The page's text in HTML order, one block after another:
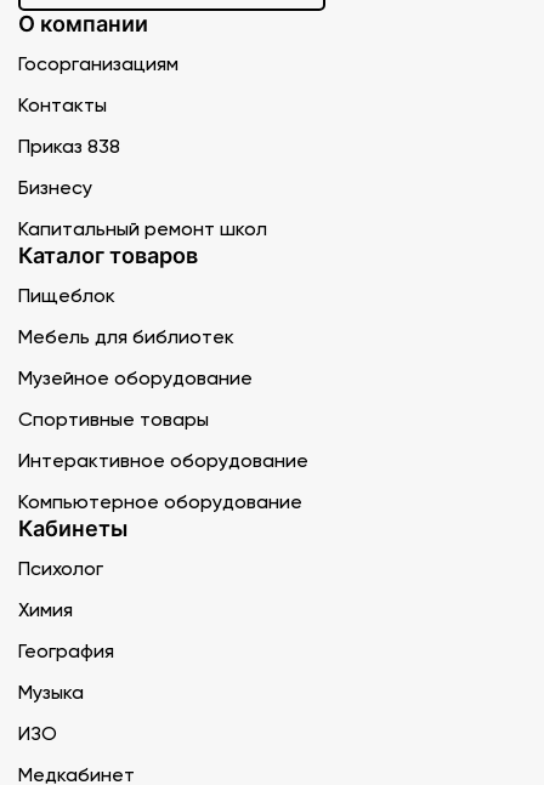
О компании
Госорганизациям
Контакты
Приказ 838
Бизнесу
Капитальный ремонт школ
Каталог товаров
Пищеблок
Мебель для библиотек
Музейное оборудование
Спортивные товары
Интерактивное оборудование
Компьютерное оборудование
Кабинеты
Психолог
Химия
География
Музыка
ИЗО
Медкабинет